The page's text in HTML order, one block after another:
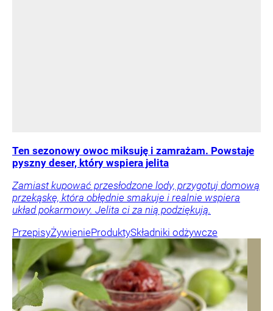
Ten sezonowy owoc miksuję i zamrażam. Powstaje
pyszny deser, który wspiera jelita
Zamiast kupować przesłodzone lody, przygotuj domową
przekąskę, która obłędnie smakuje i realnie wspiera
układ pokarmowy. Jelita ci za nią podziękują.
PrzepisyŻywienieProduktySkładniki odżywcze